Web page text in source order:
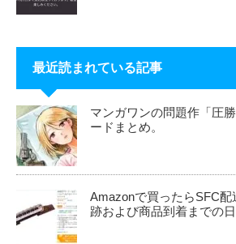
最近読まれている記事
マンガワンの問題作「圧
ードまとめ。
Amazonで買ったらSFC配
跡および商品到着までの